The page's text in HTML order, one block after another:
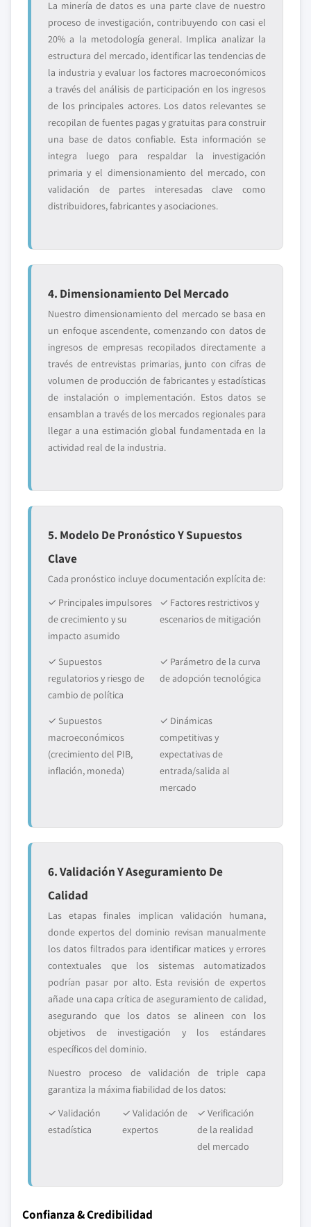
La minería de datos es una parte clave de nuestro
proceso de investigación, contribuyendo con casi el
20% a la metodología general. Implica analizar la
estructura del mercado, identificar las tendencias de
la industria y evaluar los factores macroeconómicos
a través del análisis de participación en los ingresos
de los principales actores. Los datos relevantes se
recopilan de fuentes pagas y gratuitas para construir
una base de datos confiable. Esta información se
integra luego para respaldar la investigación
primaria y el dimensionamiento del mercado, con
validación de partes interesadas clave como
distribuidores, fabricantes y asociaciones.
4. Dimensionamiento Del Mercado
Nuestro dimensionamiento del mercado se basa en
un enfoque ascendente, comenzando con datos de
ingresos de empresas recopilados directamente a
través de entrevistas primarias, junto con cifras de
volumen de producción de fabricantes y estadísticas
de instalación o implementación. Estos datos se
ensamblan a través de los mercados regionales para
llegar a una estimación global fundamentada en la
actividad real de la industria.
5. Modelo De Pronóstico Y Supuestos
Clave
Cada pronóstico incluye documentación explícita de:
✓ Principales impulsores
de crecimiento y su
impacto asumido
✓ Factores restrictivos y
escenarios de mitigación
✓ Supuestos
regulatorios y riesgo de
cambio de política
✓ Parámetro de la curva
de adopción tecnológica
✓ Supuestos
macroeconómicos
(crecimiento del PIB,
inflación, moneda)
✓ Dinámicas
competitivas y
expectativas de
entrada/salida al
mercado
6. Validación Y Aseguramiento De
Calidad
Las etapas finales implican validación humana,
donde expertos del dominio revisan manualmente
los datos filtrados para identificar matices y errores
contextuales que los sistemas automatizados
podrían pasar por alto. Esta revisión de expertos
añade una capa crítica de aseguramiento de calidad,
asegurando que los datos se alineen con los
objetivos de investigación y los estándares
específicos del dominio.
Nuestro proceso de validación de triple capa
garantiza la máxima fiabilidad de los datos:
✓ Validación
estadística
✓ Validación de
expertos
✓ Verificación
de la realidad
del mercado
Confianza & Credibilidad